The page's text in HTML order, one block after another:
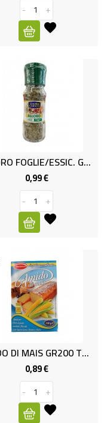
-
+
ALLORO FOGLIE/ESSIC. GR. 0.15
0,99 €Prezzo
-
+
AMIDO DI MAIS GR200 TES. CUOC.
0,89 €Prezzo
-
+